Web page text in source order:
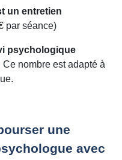
un entretien
par séance)
psychologique
nombre est adapté à
une
avec